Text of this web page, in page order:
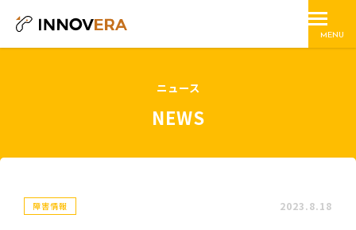
MENU
ニュース
NEWS
障害情報 2023.8.18